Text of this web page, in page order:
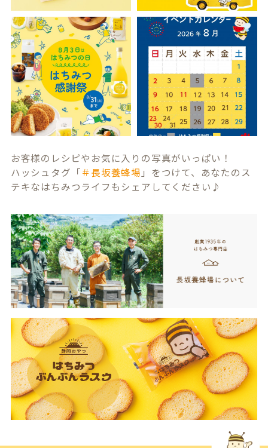
お客様のレシピやお気に入りの写真がいっぱい！
ハッシュタグ「＃長坂養蜂場 」をつけて、あなたのス
テキなはちみつライフもシェアしてください♪